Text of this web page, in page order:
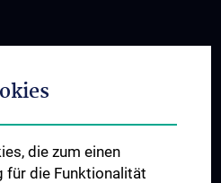
und was sind seine Aufgaben!
die zum einen
für die Funktionalität